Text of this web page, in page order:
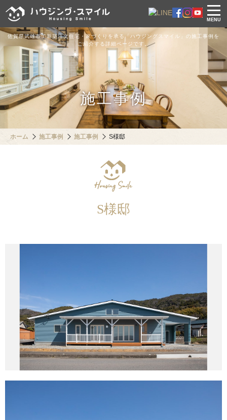
佐賀県武雄市で新築注文住宅・家づくりを承る「ハウジングスマイル」の施工事例を
ご紹介する詳細ページです。
施工事例
MENU
ホーム 施工事例 施工事例 S様邸
S様邸